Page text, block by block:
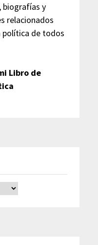
biografías y
relacionados
política de todos
Libro de